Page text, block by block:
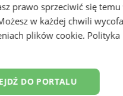
prawo sprzeciwić się temu
w każdej chwili
plików cookie. Polityka
DO PORTALU